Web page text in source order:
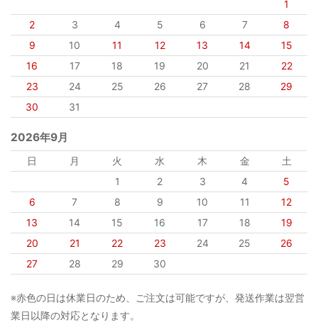
1
2
3 4 5 6 7
8
9
10 11 12 13 14
15
16
17 18 19 20 21
22
23
24 25 26 27 28
29
30
31
2026年9月
日 月 火 水 木 金
土
1
2 3 4
5
6
7 8 9 10 11
12
13
14 15 16 17 18
19
20
21 22 23 24 25
26
27
28 29 30
※赤色の日は休業日のため、ご注文は可能ですが、発送作業は翌営
業日以降の対応となります。